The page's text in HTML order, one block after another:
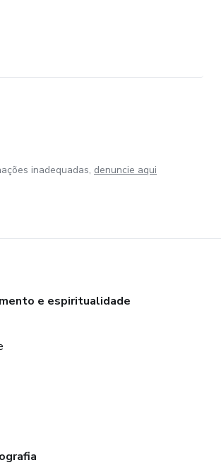
inadequadas, denuncie aqui
e espiritualidade